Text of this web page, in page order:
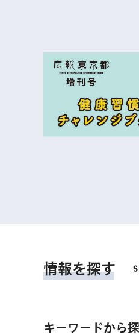
情報を探す
キーワードから